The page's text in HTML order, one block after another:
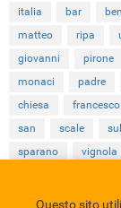
italia
bar
matteo
ripa
giovanni
pirone
monaci
padre
chiesa
francesco
san
scale
sparano
vignola
Questo sito